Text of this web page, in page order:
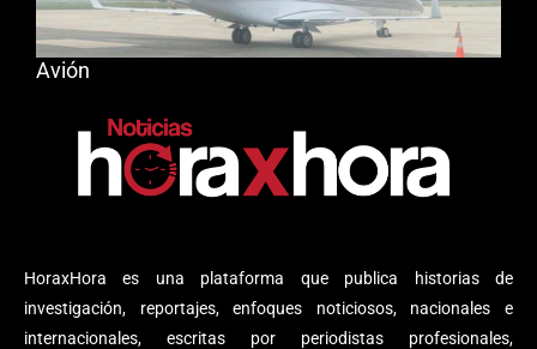
HoraxHora es una plataforma que publica historias de
investigación, reportajes, enfoques noticiosos, nacionales e
internacionales, escritas por periodistas profesionales,
Avión